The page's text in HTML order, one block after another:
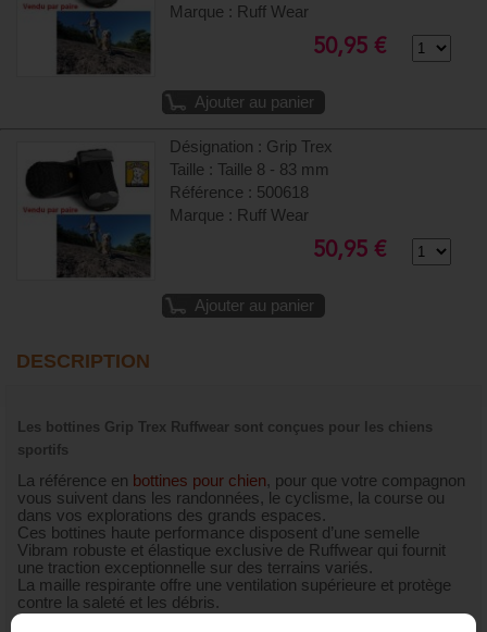
Marque : Ruff Wear
50,95 €
Ajouter au panier
Désignation : Grip Trex
Taille : Taille 8 - 83 mm
Référence : 500618
Marque : Ruff Wear
50,95 €
Ajouter au panier
DESCRIPTION
Les bottines Grip Trex Ruffwear sont conçues pour les chiens
sportifs
La référence en bottines pour chien, pour que votre compagnon
vous suivent dans les randonnées, le cyclisme, la course ou
dans vos explorations des grands espaces.
Ces bottines haute performance disposent d’une semelle
Vibram robuste et élastique exclusive de Ruffwear qui fournit
une traction exceptionnelle sur des terrains variés.
La maille respirante offre une ventilation supérieure et protège
contre la saleté et les débris.
Le système de fermeture combine crochet et boucle avec le